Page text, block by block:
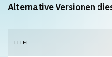
Alternative Versionen
TITEL